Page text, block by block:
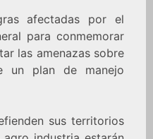
afectadas por el
para conmemorar
las amenazas sobre
un plan de manejo
sus territorios